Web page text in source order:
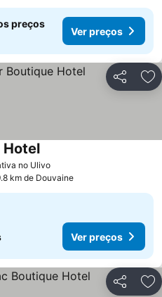
preços
Ver preços
Partilhar
no Ulivo
Hotel
km de Douvaine
Ver preços
Partilhar